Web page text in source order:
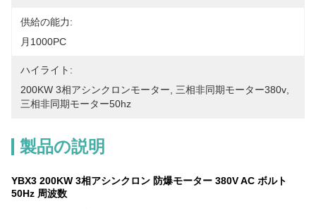
供給の能力:
月1000PC
ハイライト:
200KW 3相アシンクロンモーター
三相非同期モーター380v
三相非同期モーター50hz
製品の説明
YBX3 200KW 3相アシンクロン 防爆モーター 380V AC ボルト
50Hz 周波数